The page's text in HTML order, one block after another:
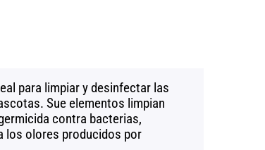
para limpiar y desinfectar las
Sue elementos limpian
contra bacterias,
los olores producidos por